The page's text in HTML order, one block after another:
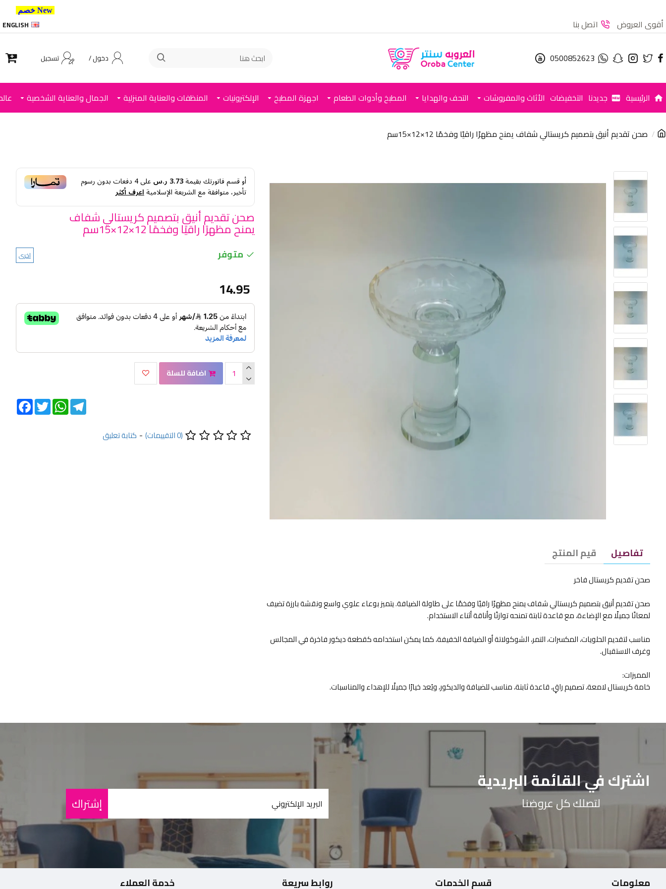
أقوى العروض اتصل بنا ENGLISH
0500852623 دخول / تسجيل
الرئيسية جديدنا التخفيضات الأثاث والمفروشات التحف والهدايا المطبخ وأدوات الطعام اجهزة المطبخ الإلكترونيات المنظفات والعناية المنزلية الجمال والعناية الشخصية
صحن تقديم أنيق بتصميم كريستالي شفاف يمنح مظهرًا راقيًا وفخمًا 12×12×15سم
أو قسم فاتورتك بقيمة3.73 ر.س على4 دفعات بدون رسوم
تأخير، متوافقة مع الشريعة الإسلاميةاعرف أكثر
صحن تقديم أنيق بتصميم كريستالي شفاف
يمنح مظهرًا راقيًا وفخمًا 12×12×15سم
متوفر اخرى
(0 التقييمات) - كتابة تعليق
14.95
اضافة للسلة
FacebookTwitter
WhatsAppTelegram
تفاصيل قيم المنتج
صحن تقديم كريستال فاخر
صحن تقديم أنيق بتصميم كريستالي شفاف يمنح مظهرًا راقيًا وفخمًا على طاولة الضيافة. يتميز بوعاء علوي واسع ونقشة بارزة تضيف
لمعانًا جميلًا مع الإضاءة، مع قاعدة ثابتة تمنحه توازنًا وأناقة أثناء الاستخدام.
مناسب لتقديم الحلويات، المكسرات، التمر، الشوكولاتة أو الضيافة الخفيفة، كما يمكن استخدامه كقطعة ديكور فاخرة في المجالس
وغرف الاستقبال.
المميزات:
خامة كريستال لامعة، تصميم راقٍ، قاعدة ثابتة، مناسب للضيافة والديكور، ويُعد خيارًا جميلًا للإهداء والمناسبات.
اشترك في القائمة البريدية
لتصلك كل عروضنا إشتراك
معلومات قسم الخدمات روابط سريعة خدمة العملاء